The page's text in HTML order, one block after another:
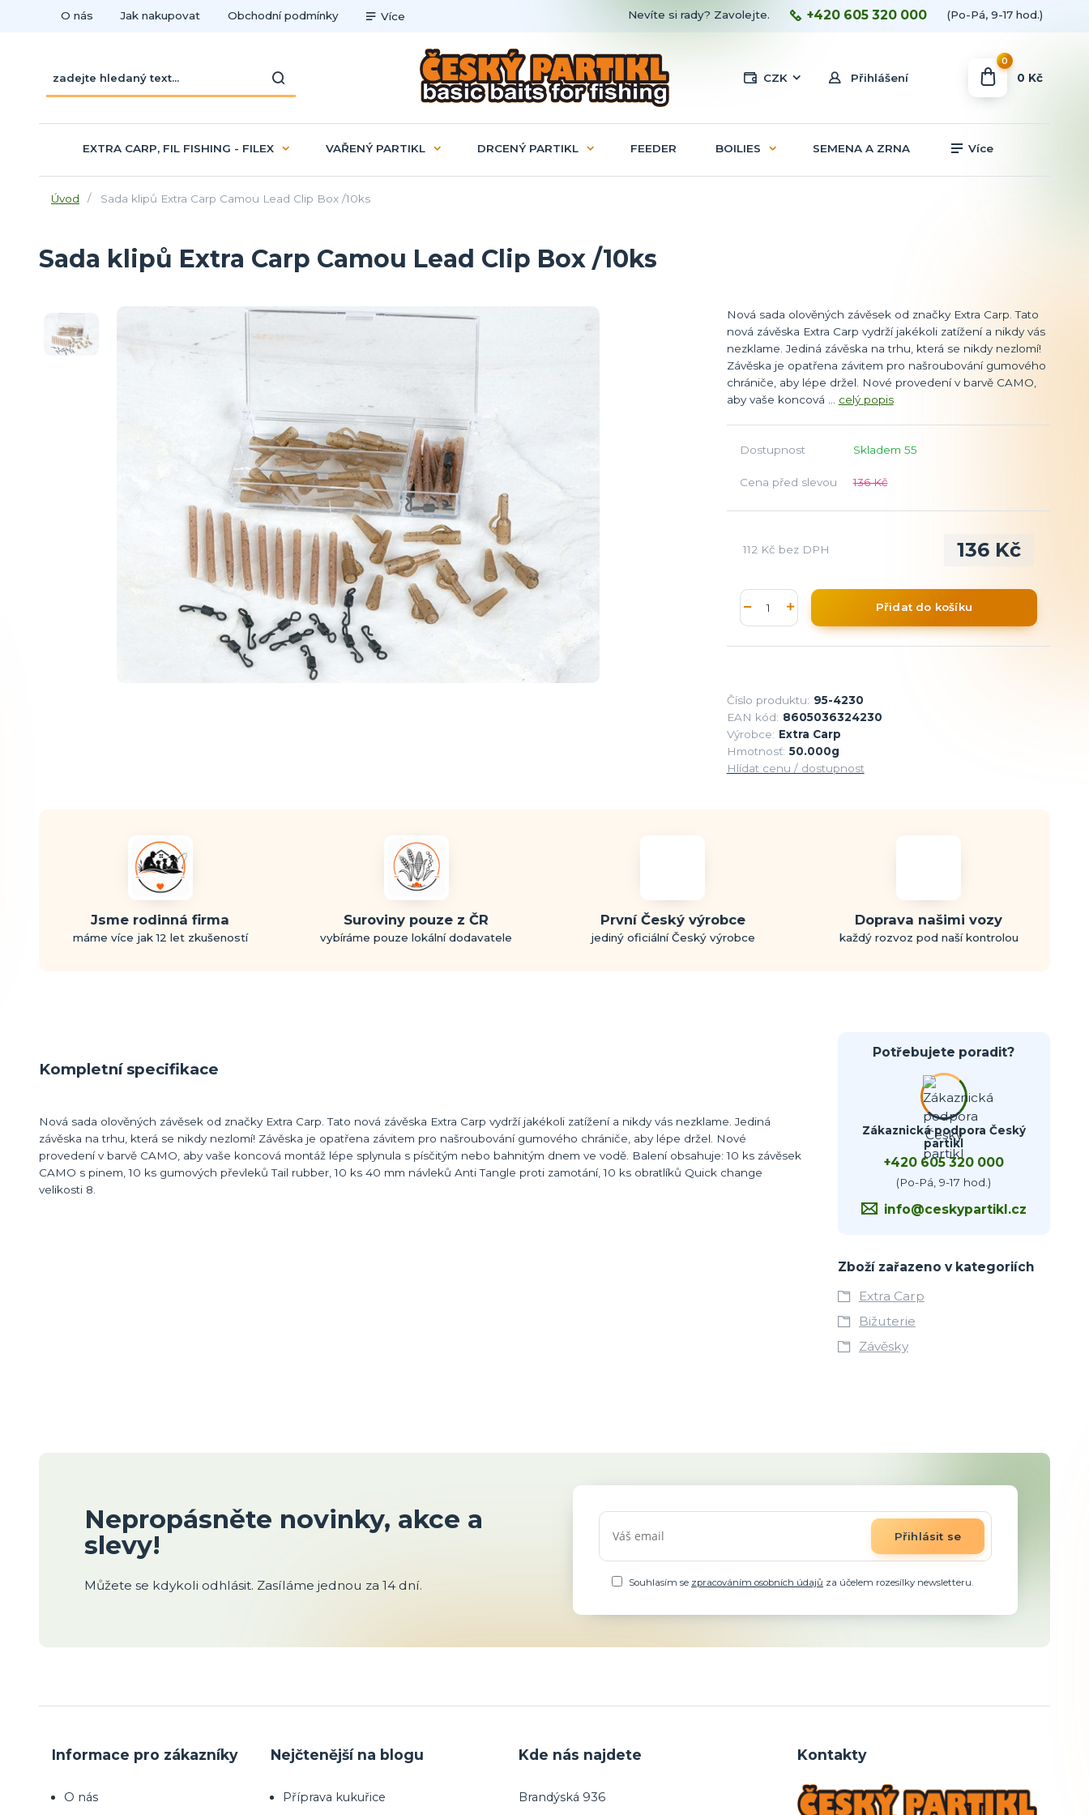
O nás Jak nakupovat Obchodní podmínky Více
CZK Přihlášení
Nevíte si rady? Zavolejte. +420 605 320 000 (Po-Pá, 9-17 hod.)
0
0 Kč
EXTRA CARP, FIL FISHING - FILEX VAŘENÝ PARTIKL DRCENÝ PARTIKL FEEDER BOILIES SEMENA A ZRNA Více
Úvod Sada klipů Extra Carp Camou Lead Clip Box /10ks
Sada klipů Extra Carp Camou Lead Clip Box /10ks
Nová sada olověných závěsek od značky Extra Carp. Tato
nová závěska Extra Carp vydrží jakékoli zatížení a nikdy vás
nezklame. Jediná závěska na trhu, která se nikdy nezlomí!
Závěska je opatřena závitem pro našroubování gumového
chrániče, aby lépe držel. Nové provedení v barvě CAMO,
aby vaše koncová ... celý popis
Dostupnost Skladem 55
Cena před slevou 136 Kč
136 Kč
112 Kč bez DPH
Přidat do košíku
Číslo produktu: 95-4230
EAN kód: 8605036324230
Výrobce: Extra Carp
Hmotnosť: 50.000g
Hlídat cenu / dostupnost
Jsme rodinná firma
máme více jak 12 let zkušeností
Suroviny pouze z ČR
vybíráme pouze lokální dodavatele
První Český výrobce
jediný oficiální Český výrobce
Doprava našimi vozy
každý rozvoz pod naší kontrolou
Kompletní specifikace
Nová sada olověných závěsek od značky Extra Carp. Tato nová závěska Extra Carp vydrží jakékoli zatížení a nikdy vás nezklame. Jediná
závěska na trhu, která se nikdy nezlomí! Závěska je opatřena závitem pro našroubování gumového chrániče, aby lépe držel. Nové
provedení v barvě CAMO, aby vaše koncová montáž lépe splynula s písčitým nebo bahnitým dnem ve vodě. Balení obsahuje: 10 ks závěsek
CAMO s pinem, 10 ks gumových převleků Tail rubber, 10 ks 40 mm návleků Anti Tangle proti zamotání, 10 ks obratlíků Quick change
velikosti 8.
Potřebujete poradit?
Zákaznická podpora Český
partikl
+420 605 320 000
(Po-Pá, 9-17 hod.)
info@ceskypartikl.cz
Zboží zařazeno v kategoriích
Extra Carp
Bižuterie
Závěsky
Nepropásněte novinky, akce a
slevy!
Můžete se kdykoli odhlásit. Zasíláme jednou za 14 dní.
Přihlásit se
Souhlasím se zpracováním osobních údajů za účelem rozesílky newsletteru.
Informace pro zákazníky
O nás
Nejčtenější na blogu
Příprava kukuřice
Kde nás najdete
Brandýská 936
Kontakty